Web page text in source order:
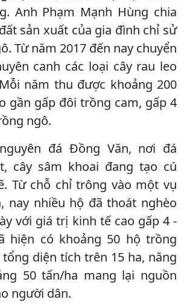
Anh Phạm Mạnh Hùng chia
sản xuất của gia đình chỉ sử
Từ năm 2017 đến nay chuyển
canh các loại cây rau leo
năm thu được khoảng 200
gần gấp đôi trồng cam, gấp 4
ngô.
đá Đồng Văn, nơi đá
cây sâm khoai đang tạo cú
Từ chỗ chỉ trông vào một vụ
nay nhiều hộ đã thoát nghèo
với giá trị kinh tế cao gấp 4 -
hiện có khoảng 50 hộ trồng
diện tích trên 15 ha, năng
50 tấn/ha mang lại nguồn
người dân.